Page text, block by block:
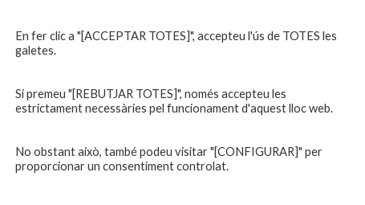
En fer clic a "[ACCEPTAR TOTES]", accepteu l'ús de TOTES les
galetes.
Si premeu "[REBUTJAR TOTES]", només accepteu les
estrictament necessàries pel funcionament d'aquest lloc web.
No obstant això, també podeu visitar "[CONFIGURAR]" per
proporcionar un consentiment controlat.